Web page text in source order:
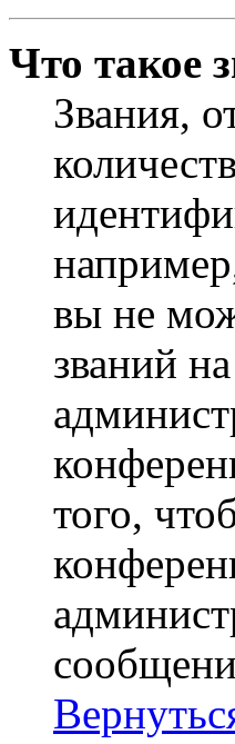
Что такое
Звания,
вы не
званий
того,